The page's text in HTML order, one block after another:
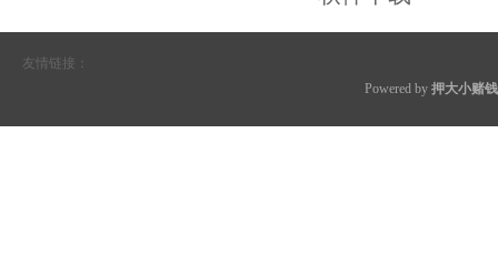
友情链接：
Powered by 押大小赌